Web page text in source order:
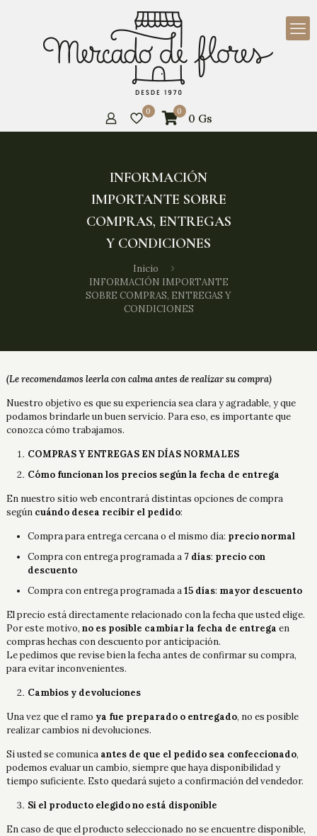
0 0 0 Gs
INFORMACIÓN
IMPORTANTE SOBRE
COMPRAS, ENTREGAS
Y CONDICIONES
Inicio
INFORMACIÓN IMPORTANTE
SOBRE COMPRAS, ENTREGAS Y
CONDICIONES
(Le recomendamos leerla con calma antes de realizar su compra)
Nuestro objetivo es que su experiencia sea clara y agradable, y que
podamos brindarle un buen servicio. Para eso, es importante que
conozca cómo trabajamos.
COMPRAS Y ENTREGAS EN DÍAS NORMALES
Cómo funcionan los precios según la fecha de entrega
En nuestro sitio web encontrará distintas opciones de compra
según cuándo desea recibir el pedido:
Compra para entrega cercana o el mismo día: precio normal
Compra con entrega programada a 7 días: precio con
descuento
Compra con entrega programada a15 días: mayor descuento
El precio está directamente relacionado con la fecha que usted elige.
Por este motivo,no es posible cambiar la fecha de entrega en
compras hechas con descuento por anticipación.
Le pedimos que revise bien la fecha antes de confirmar su compra,
para evitar inconvenientes.
Cambios y devoluciones
Una vez que el ramo ya fue preparado o entregado, no es posible
realizar cambios ni devoluciones.
Si usted se comunica antes de que el pedido sea confeccionado,
podemos evaluar un cambio, siempre que haya disponibilidad y
tiempo suficiente. Esto quedará sujeto a confirmación del vendedor.
Si el producto elegido no está disponible
En caso de que el producto seleccionado no se encuentre disponible,